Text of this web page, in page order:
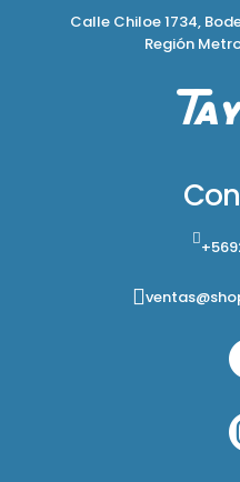
Calle Chiloe 1734,
Región